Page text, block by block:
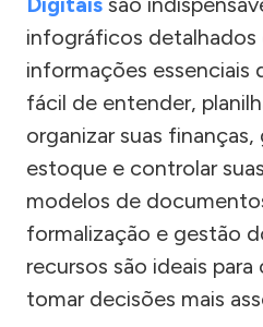
infográficos detalhados
informações essenciais
fácil de entender,
organizar suas finanças,
estoque e controlar
modelos de
formalização e gestão
recursos são ideais
tomar decisões mais